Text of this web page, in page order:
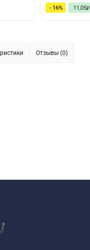
- 16% 11,05₽
Отзывы (0)